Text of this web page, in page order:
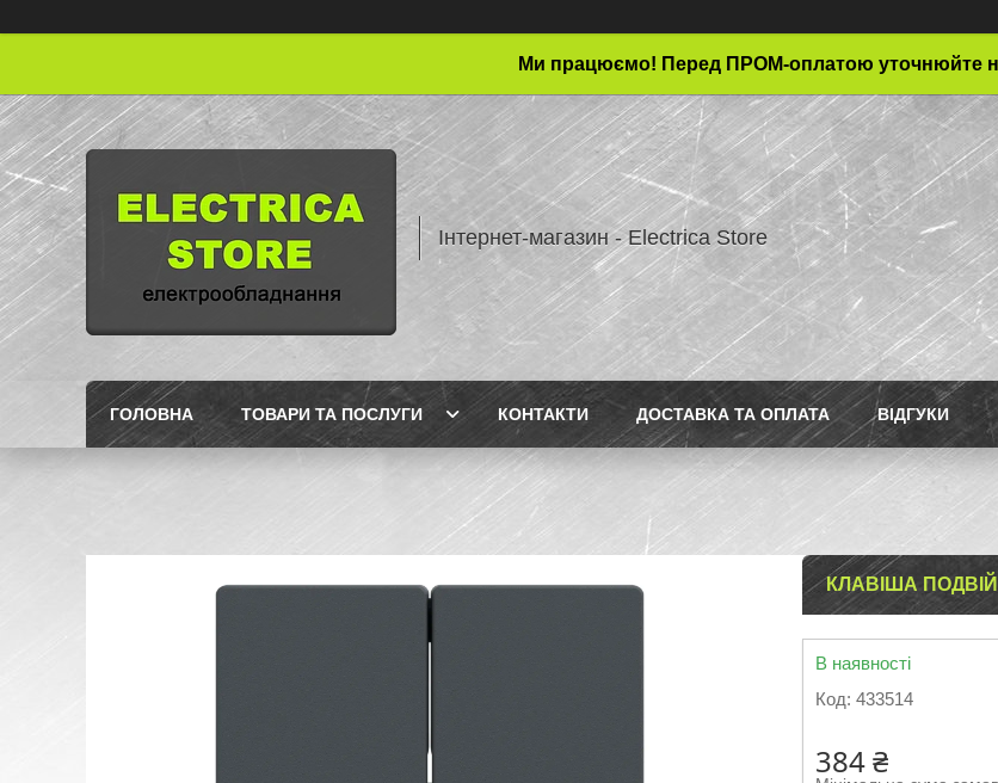
Ми працюємо! Перед ПРОМ-оплатою уточнюйте
Інтернет-магазин - Electrica Store
ГОЛОВНА ТОВАРИ ТА ПОСЛУГИ КОНТАКТИ ДОСТАВКА ТА ОПЛАТА ВІДГУКИ
КЛАВІША
В наявності
Код: 433514
384 ₴